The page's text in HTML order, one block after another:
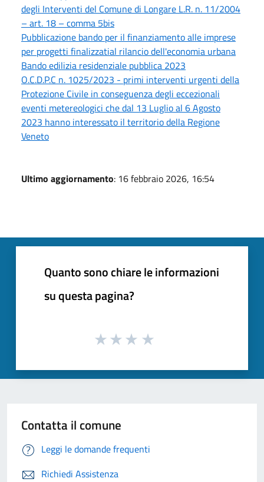
degli Interventi del Comune di Longare L.R. n. 11/2004
– art. 18 – comma 5bis
Pubblicazione bando per il finanziamento alle imprese
per progetti finalizzatial rilancio dell'economia urbana
Bando edilizia residenziale pubblica 2023
O.C.D.P.C n. 1025/2023 - primi interventi urgenti della
Protezione Civile in conseguenza degli eccezionali
eventi metereologici che dal 13 Luglio al 6 Agosto
2023 hanno interessato il territorio della Regione
Veneto
Ultimo aggiornamento: 16 febbraio 2026, 16:54
Quanto sono chiare le informazioni
su questa pagina?
Contatta il comune
Leggi le domande frequenti
Richiedi Assistenza